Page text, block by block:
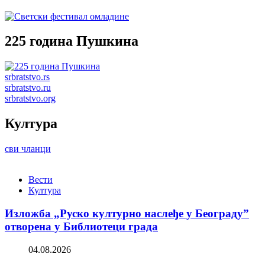
225 година Пушкина
srbratstvo.rs
srbratstvo.ru
srbratstvo.org
Култура
сви чланци
Вести
Култура
Изложба „Руско културно наслеђе у Београду”
отворена у Библиотеци града
04.08.2026